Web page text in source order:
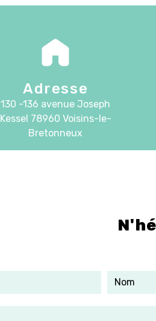
Adresse
130 -136 avenue Joseph
Kessel 78960 Voisins-le-
Bretonneux